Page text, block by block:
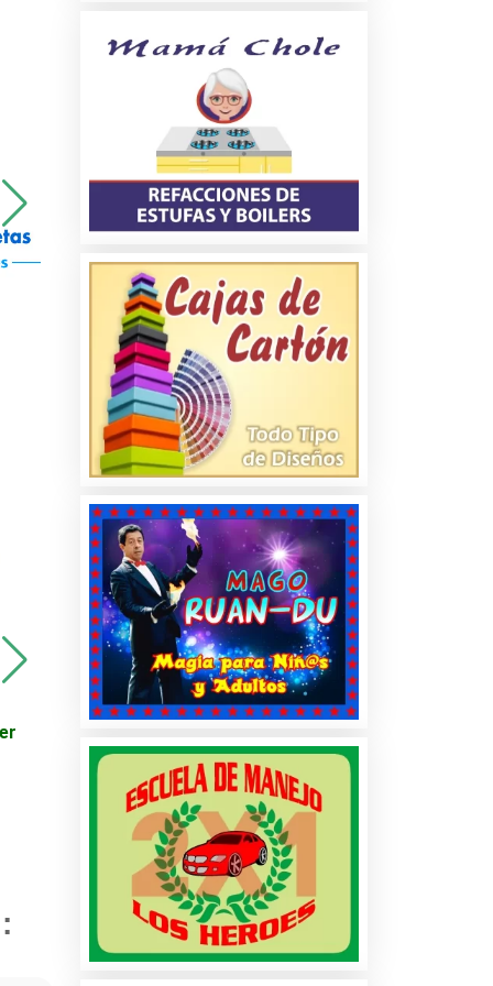
Viajes - Promoción en
Destinos Turísticos -
Viajes - Promoción en
Destinos Turísticos -